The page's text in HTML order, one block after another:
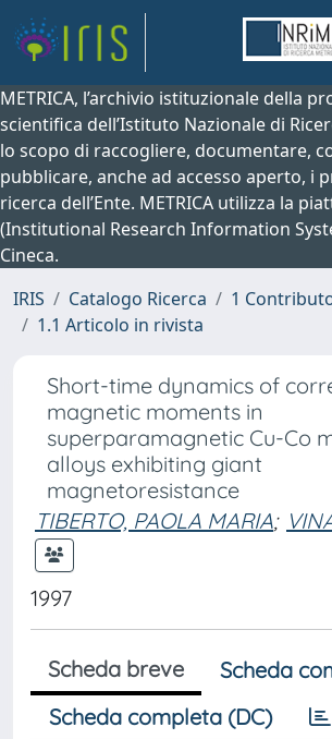
METRICA, l’archivio istituzionale della
scientifica dell’Istituto Nazionale di
lo scopo di raccogliere, documentare,
pubblicare, anche ad accesso aperto, i
ricerca dell’Ente. METRICA utilizza la
(Institutional Research Information
Cineca.
IRIS
Catalogo Ricerca
1
1.1 Articolo in rivista
Short-time dynamics of
magnetic moments in
superparamagnetic Cu-Co
alloys exhibiting giant
magnetoresistance
TIBERTO, PAOLA MARIA;
1997
Scheda breve
Scheda
Scheda completa (DC)